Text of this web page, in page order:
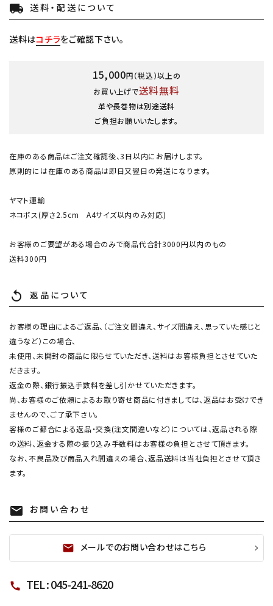
local_shipping 送料・配送について
送料はコチラをご確認下さい。
15,000円（税込）以上の
お買い上げで送料無料
革や長巻物は別途送料
ご負担お願いいたします。
在庫のある商品はご注文確認後、3日以内にお届けします。
原則的には在庫のある商品は即日又翌日の発送になります。
ヤマト運輸
ネコポス(厚さ2.5cm A4サイズ以内のみ対応)
お客様のご要望がある場合のみで商品代合計3000円以内のもの
送料300円
replay 返品について
お客様の理由によるご返品、（ご注文間違え、サイズ間違え、思っていた感じと
違うなど）この場合、
未使用、未開封の商品に限らせていただき、送料はお客様負担とさせていた
だきます。
返金の際、銀行振込手数料を差し引かせていただきます。
尚、お客様のご依頼によるお取り寄せ商品に付きましては、返品はお受けでき
ませんので、ご了承下さい。
客様のご都合による返品・交換(注文間違いなど）については、返品される際
の送料、返金する際の振り込み手数料はお客様の負担とさせて頂きます。
なお、不良品及び商品入れ間違えの場合、返品送料は当社負担とさせて頂き
ます。
mail お問い合わせ
mail メールでのお問い合わせはこちら
call TEL : 045-241-8620